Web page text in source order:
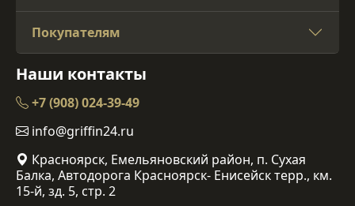
Покупателям
Наши контакты
+7 (908) 024-39-49
info@griffin24.ru
Красноярск, Емельяновский район, п. Сухая
Балка, Автодорога Красноярск- Енисейск терр., км.
15-й, зд. 5, стр. 2